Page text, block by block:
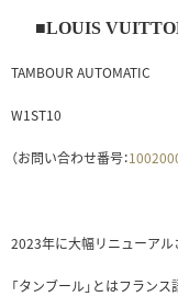
■LOUIS
TAMBOUR AUTOMATIC
W1ST10
（お問い合わせ番号：
2023年に大幅リニューアル
「タンブール」とはフラン